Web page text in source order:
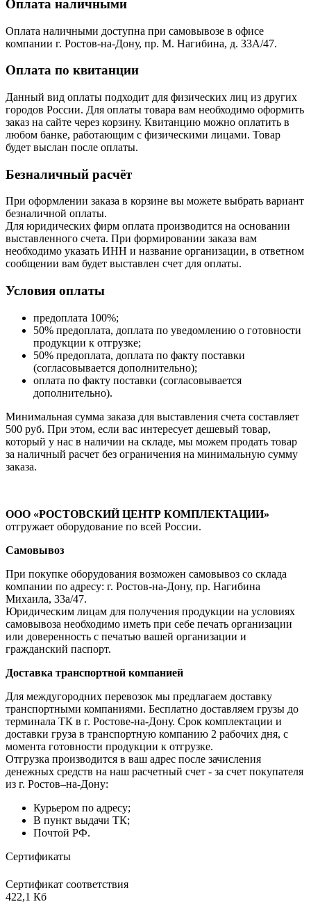
Оплата наличными
Оплата наличными доступна при самовывозе в офисе
компании г. Ростов-на-Дону, пр. М. Нагибина, д. 33А/47.
Оплата по квитанции
Данный вид оплаты подходит для физических лиц из других
городов России. Для оплаты товара вам необходимо оформить
заказ на сайте через корзину. Квитанцию можно оплатить в
любом банке, работающим с физическими лицами. Товар
будет выслан после оплаты.
Безналичный расчёт
При оформлении заказа в корзине вы можете выбрать вариант
безналичной оплаты.
Для юридических фирм оплата производится на основании
выставленного счета. При формировании заказа вам
необходимо указать ИНН и название организации, в ответном
сообщении вам будет выставлен счет для оплаты.
Условия оплаты
предоплата 100%;
50% предоплата, доплата по уведомлению о готовности
продукции к отгрузке;
50% предоплата, доплата по факту поставки
(согласовывается дополнительно);
оплата по факту поставки (согласовывается
дополнительно).
Минимальная сумма заказа для выставления счета составляет
500 руб. При этом, если вас интересует дешевый товар,
который у нас в наличии на складе, мы можем продать товар
за наличный расчет без ограничения на минимальную сумму
заказа.
ООО «РОСТОВСКИЙ ЦЕНТР КОМПЛЕКТАЦИИ»
отгружает оборудование по всей России.
Самовывоз
При покупке оборудования возможен самовывоз со склада
компании по адресу: г. Ростов-на-Дону, пр. Нагибина
Михаила, 33а/47.
Юридическим лицам для получения продукции на условиях
самовывоза необходимо иметь при себе печать организации
или доверенность с печатью вашей организации и
гражданский паспорт.
Доставка транспортной компанией
Для междугородних перевозок мы предлагаем доставку
транспортными компаниями. Бесплатно доставляем грузы до
терминала ТК в г. Ростове-на-Дону. Срок комплектации и
доставки груза в транспортную компанию 2 рабочих дня, с
момента готовности продукции к отгрузке.
Отгрузка производится в ваш адрес после зачисления
денежных средств на наш расчетный счет - за счет покупателя
из г. Ростов–на-Дону:
Курьером по адресу;
В пункт выдачи ТК;
Почтой РФ.
Сертификаты
Сертификат соответствия
422,1 Кб